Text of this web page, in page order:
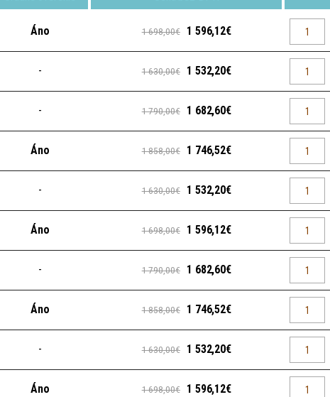
Áno 1 698,00€ 1 596,12€
- 1 630,00€ 1 532,20€
- 1 790,00€ 1 682,60€
Áno 1 858,00€ 1 746,52€
- 1 630,00€ 1 532,20€
Áno 1 698,00€ 1 596,12€
- 1 790,00€ 1 682,60€
Áno 1 858,00€ 1 746,52€
- 1 630,00€ 1 532,20€
Áno 1 698,00€ 1 596,12€